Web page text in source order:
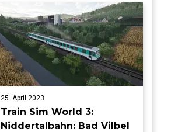
25. April 2023
Train Sim World 3:
Niddertalbahn: Bad Vilbel